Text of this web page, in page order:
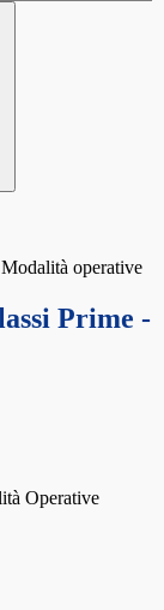
operative
Prime -
Operative